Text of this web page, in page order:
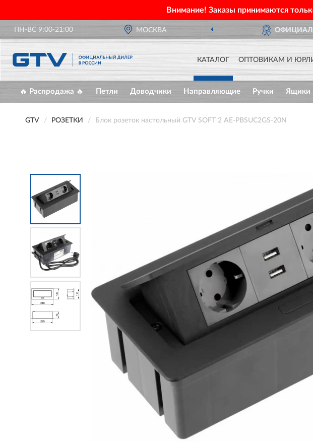
Внимание! Заказы принимаются
ПН-ВС 9:00-21:00 МОСКВА
КАТАЛОГ ОПТОВИКАМ И
🔥 Распродажа 🔥 Петли Доводчики Направляющие Ручки Ящики
GTV РОЗЕТКИ Блок розеток настольный GTV SOFT 2 AE-PBSUC2GS-20N